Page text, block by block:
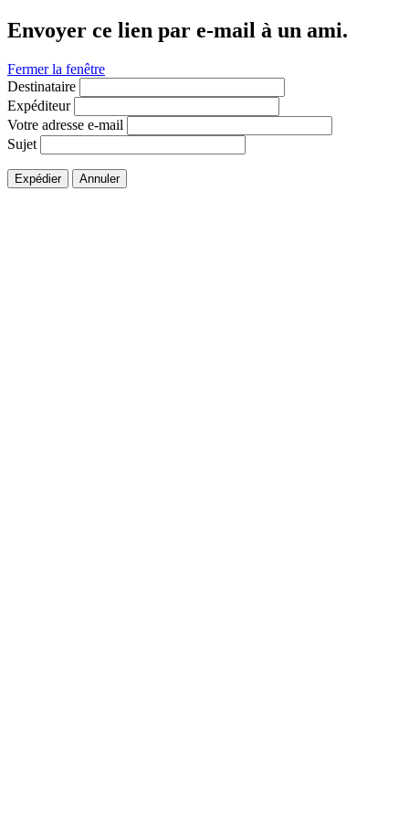
Envoyer ce lien par e-mail à un ami.
Fermer la fenêtre
Destinataire
Expéditeur
Votre adresse e-mail
Sujet
Expédier Annuler